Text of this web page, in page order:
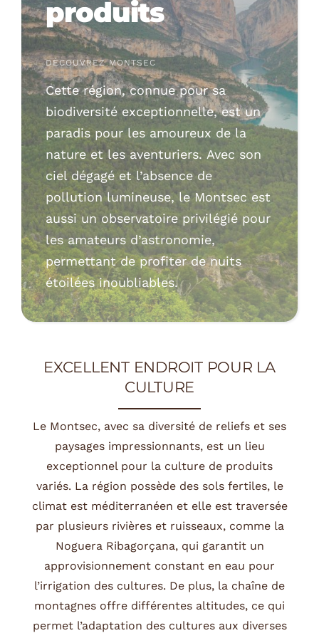
Contact
Boutique
produits
DÉCOUVREZ MONTSEC
Cette région, connue pour sa
biodiversité exceptionnelle, est un
paradis pour les amoureux de la
nature et les aventuriers. Avec son
ciel dégagé et l’absence de
pollution lumineuse, le Montsec est
aussi un observatoire privilégié pour
les amateurs d’astronomie,
permettant de profiter de nuits
étoilées inoubliables.
EXCELLENT ENDROIT POUR LA
CULTURE
Le Montsec, avec sa diversité de reliefs et ses
paysages impressionnants, est un lieu
exceptionnel pour la culture de produits
variés. La région possède des sols fertiles, le
climat est méditerranéen et elle est traversée
par plusieurs rivières et ruisseaux, comme la
Noguera Ribagorçana, qui garantit un
approvisionnement constant en eau pour
l’irrigation des cultures. De plus, la chaîne de
montagnes offre différentes altitudes, ce qui
permet l’adaptation des cultures aux diverses